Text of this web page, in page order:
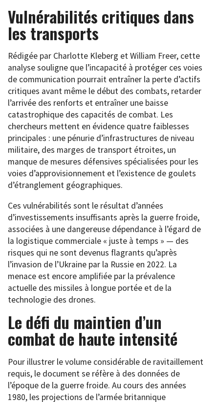
Vulnérabilités critiques dans
les transports
Rédigée par Charlotte Kleberg et William Freer, cette
analyse souligne que l’incapacité à protéger ces voies
de communication pourrait entraîner la perte d’actifs
critiques avant même le début des combats, retarder
l’arrivée des renforts et entraîner une baisse
catastrophique des capacités de combat. Les
chercheurs mettent en évidence quatre faiblesses
principales : une pénurie d’infrastructures de niveau
militaire, des marges de transport étroites, un
manque de mesures défensives spécialisées pour les
voies d’approvisionnement et l’existence de goulets
d’étranglement géographiques.
Ces vulnérabilités sont le résultat d’années
d’investissements insuffisants après la guerre froide,
associées à une dangereuse dépendance à l’égard de
la logistique commerciale « juste à temps » — des
risques qui ne sont devenus flagrants qu’après
l’invasion de l’Ukraine par la Russie en 2022. La
menace est encore amplifiée par la prévalence
actuelle des missiles à longue portée et de la
technologie des drones.
Le défi du maintien d’un
combat de haute intensité
Pour illustrer le volume considérable de ravitaillement
requis, le document se réfère à des données de
l’époque de la guerre froide. Au cours des années
1980, les projections de l’armée britannique